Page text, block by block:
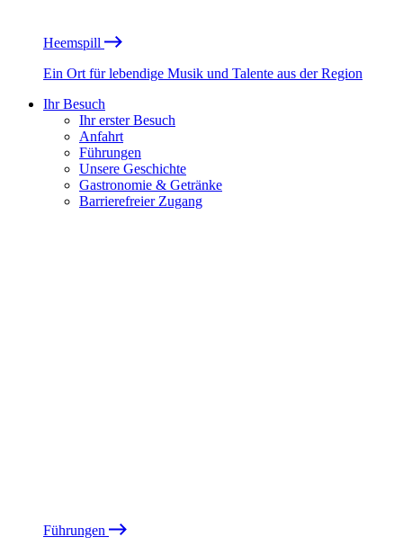
Heemspill
Ein Ort für lebendige Musik und Talente aus der Region
Ihr Besuch
Ihr erster Besuch
Anfahrt
Führungen
Unsere Geschichte
Gastronomie & Getränke
Barrierefreier Zugang
Führungen